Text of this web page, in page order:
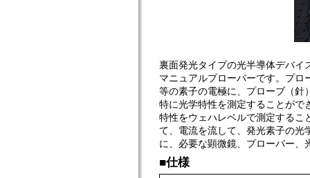
裏面発光タイプの光半導体デバ
マニュアルプローバーです。プ
等の素子の電極に、プローブ（針
特に光学特性を測定することがで
特性をウェハレベルで測定するこ
て、電流を流して、発光素子の
に、必要な顕微鏡、プローバー、
■仕様